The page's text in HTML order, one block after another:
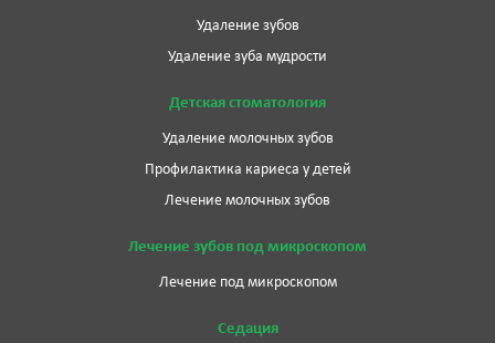
Удаление зубов
Удаление зуба мудрости
Детская стоматология
Удаление молочных зубов
Профилактика кариеса у детей
Лечение молочных зубов
Лечение зубов под микроскопом
Лечение под микроскопом
Седация